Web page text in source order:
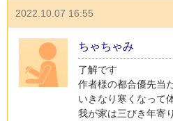
2022.10.07 16:55
ちゃちゃみ
了解です
作者様の都合優先当
いきなり寒くなって
我が家は三びき年寄